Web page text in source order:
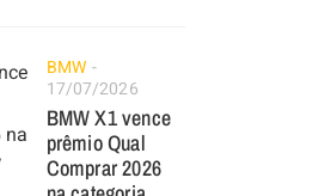
BMW
17/07/2026
BMW X1 vence
prêmio Qual
Comprar 2026